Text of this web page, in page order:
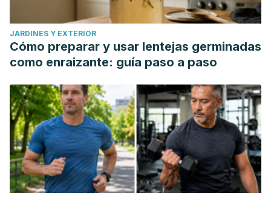
JARDINES Y EXTERIOR
Cómo preparar y usar lentejas germinadas
como enraizante: guía paso a paso